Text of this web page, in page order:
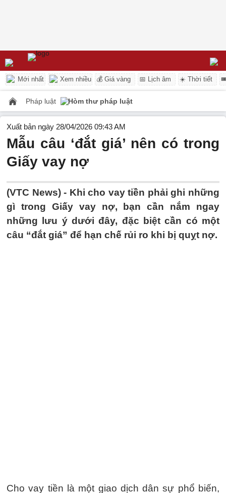
Mới nhất Xem nhiều 💰 Giá vàng 📅 Lịch âm ☀️ Thời tiết
Pháp luật Hòm thư pháp luật
Xuất bản ngày 28/04/2026 09:43 AM
Mẫu câu ‘đắt giá’ nên có trong
Giấy vay nợ
(VTC News) - Khi cho vay tiền phải ghi những
gì trong Giấy vay nợ, bạn cần nắm ngay
những lưu ý dưới đây, đặc biệt cần có một
câu “đắt giá” để hạn chế rủi ro khi bị quỵt nợ.
Cho vay tiền là một giao dịch dân sự phổ biến,